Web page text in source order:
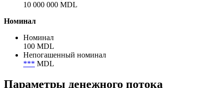
10 000 000 MDL
10 000 000 MDL
Номинал